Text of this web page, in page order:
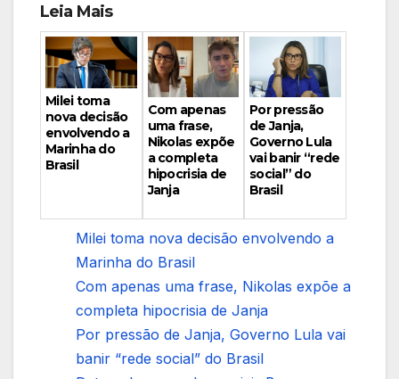
Leia Mais
Milei toma
nova decisão
envolvendo a
Marinha do
Brasil
Com apenas
uma frase,
Nikolas expõe
a completa
hipocrisia de
Janja
Por pressão
de Janja,
Governo Lula
vai banir “rede
social” do
Brasil
Milei toma nova decisão envolvendo a
Marinha do Brasil
Com apenas uma frase, Nikolas expõe a
completa hipocrisia de Janja
Por pressão de Janja, Governo Lula vai
banir “rede social” do Brasil